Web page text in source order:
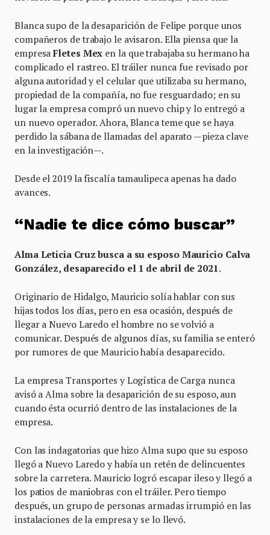
Blanca supo de la desaparición de Felipe porque unos
compañeros de trabajo le avisaron. Ella piensa que la
empresaFletes Mex en la que trabajaba su hermano ha
complicado el rastreo. El tráiler nunca fue revisado por
alguna autoridad y el celular que utilizaba su hermano,
propiedad de la compañía, no fue resguardado; en su
lugar la empresa compró un nuevo chip y lo entregó a
un nuevo operador. Ahora, Blanca teme que se haya
perdido la sábana de llamadas del aparato —pieza clave
en la investigación—.
Desde el 2019 la fiscalía tamaulipeca apenas ha dado
avances.
“Nadie te dice cómo buscar”
Alma Leticia Cruz busca a su esposo Mauricio Calva
González, desaparecido el 1 de abril de 2021.
Originario de Hidalgo, Mauricio solía hablar con sus
hijas todos los días, pero en esa ocasión, después de
llegar a Nuevo Laredo el hombre no se volvió a
comunicar. Después de algunos días, su familia se enteró
por rumores de que Mauricio había desaparecido.
La empresa Transportes y Logística de Carga nunca
avisó a Alma sobre la desaparición de su esposo, aun
cuando ésta ocurrió dentro de las instalaciones de la
empresa.
Con las indagatorias que hizo Alma supo que su esposo
llegó a Nuevo Laredo y había un retén de delincuentes
sobre la carretera. Mauricio logró escapar ileso y llegó a
los patios de maniobras con el tráiler. Pero tiempo
después, un grupo de personas armadas irrumpió en las
instalaciones de la empresa y se lo llevó.